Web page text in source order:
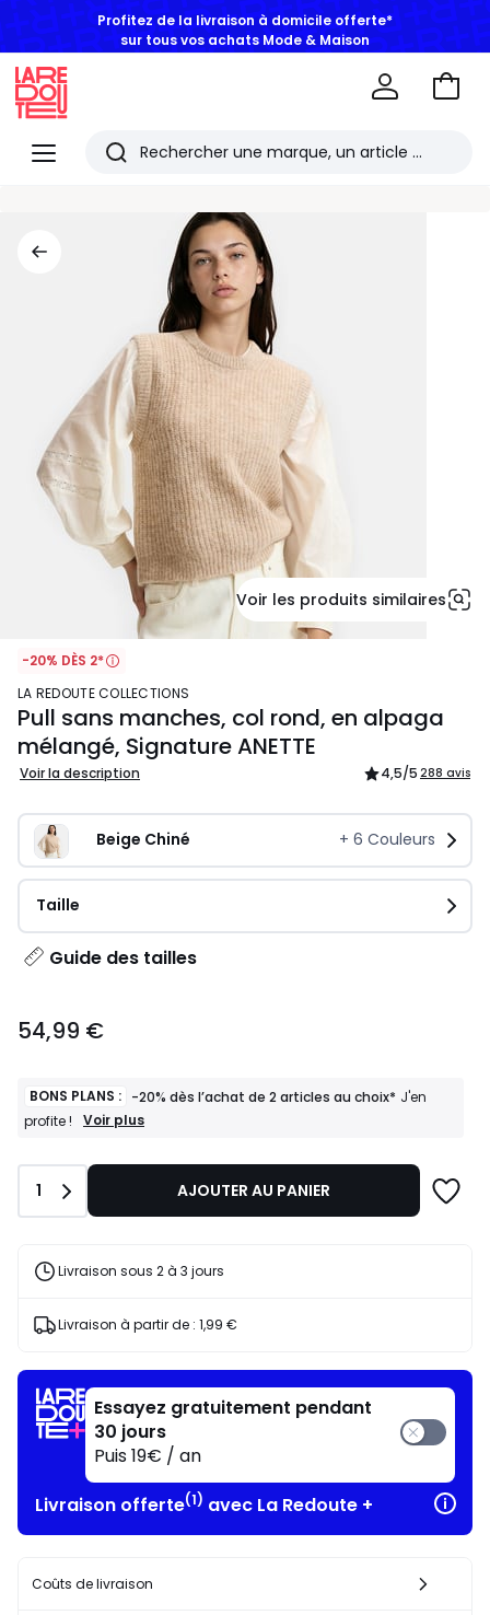
sur tous vos achats Mode & Maison
Menu
Redoute
Rechercher
derniers
articles
consultés
Aller
Voir les produits similaires
-20% DÈS 2*
LA REDOUTE COLLECTIONS
Pull sans manches, col rond, en alpaga
mélangé, Signature ANETTE
Voir la description 4,5/5 288 avis
Beige Chiné + 6 Couleurs
Taille
Guide des tailles
€.
54,99 €
BONS PLANS : -20% dès l’achat de 2 articles au choix* J'en
profite !
BONS
-20%
l’achat
articles
J'en
Voir plus
Quantité
1 AJOUTER AU PANIER
Livraison sous 2 à 3 jours
Livraison à partir de : 1,99 €
Essayez gratuitement pendant
30 jours
Puis 19€ / an
Livraison offerte(1) avec La Redoute +
Coûts de livraison